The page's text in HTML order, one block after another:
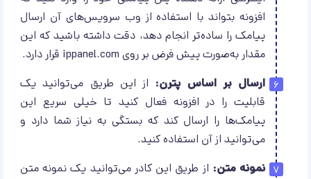
افزونه بتواند با استفاده از وب سرویس‌های آن ارسال
پیامک را ساده‌تر انجام دهد، دقت داشته باشید که این
مقدار به‌صورت پیش فرض بر روی ippanel.com قرار دارد.
ارسال بر اساس پترن: از این طریق می‌توانید یک
قابلیت را در افزونه فعال کنید تا خیلی سریع این
پیامک‌ها را ارسال کند که بستگی به نیاز شما دارد و
می‌توانید از آن استفاده کنید.
نمونه متن: از طریق این کادر می‌توانید یک نمونه متن